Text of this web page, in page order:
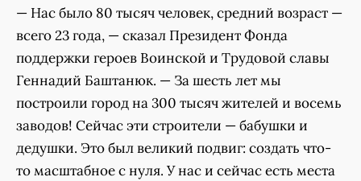
— Нас было 80 тысяч человек, средний возраст —
всего 23 года, — сказал Президент Фонда
поддержки героев Воинской и Трудовой славы
Геннадий Баштанюк. — За шесть лет мы
построили город на 300 тысяч жителей и восемь
заводов! Сейчас эти строители — бабушки и
дедушки. Это был великий подвиг: создать что-
то масштабное с нуля. У нас и сейчас есть места